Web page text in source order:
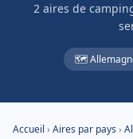
2 aires de
🗺️
Accueil › Aires par pays›